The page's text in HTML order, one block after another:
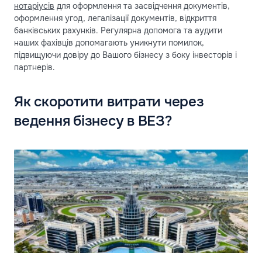
нотаріусів для оформлення та засвідчення документів,
оформлення угод, легалізації документів, відкриття
банківських рахунків. Регулярна допомога та аудити
наших фахівців допомагають уникнути помилок,
підвищуючи довіру до Вашого бізнесу з боку інвесторів і
партнерів.
Як скоротити витрати через
ведення бізнесу в ВЕЗ?